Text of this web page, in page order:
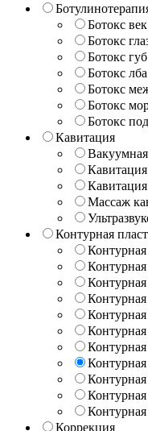
Ботокс век
Ботокс
Ботокс губ
Ботокс лба
Ботокс
Ботокс
Ботокс
Кавитация
Массаж
Контурная
Контурная
Контурная
Контурная
Контурная
Коррекция